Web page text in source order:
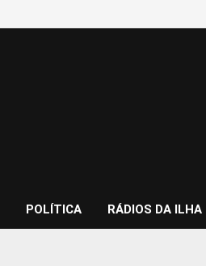
POLÍTICA RÁDIOS DA ILHA